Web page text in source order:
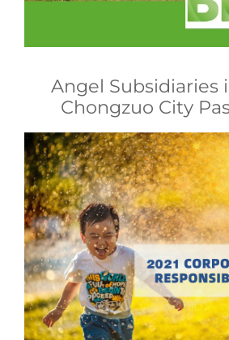
Angel Subsidiaries
Chongzuo City